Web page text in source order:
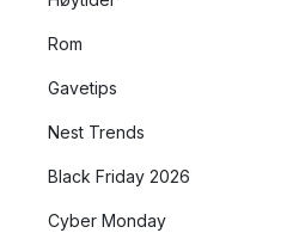
Rom
Gavetips
Nest Trends
Black Friday 2026
Cyber Monday